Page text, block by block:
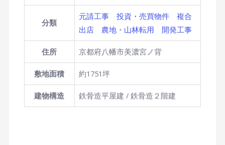
分類
元請工事 投資・売買物件
複合
出店
農地・山林転用 開発工事
住所 京都府八幡市美濃宮ノ背
敷地面積 約1751坪
建物構造 鉄骨造平屋建 / 鉄骨造２階建